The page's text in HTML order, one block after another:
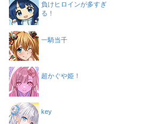
負けヒロインが多すぎ
る！
一騎当千
超かぐや姫！
key